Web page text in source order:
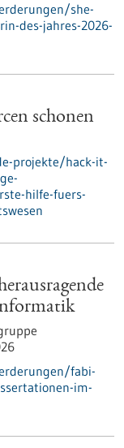
she-
des-jahres-2026-
schonen
projekte/hack-it-
hilfe-fuers-
fabi-
im-